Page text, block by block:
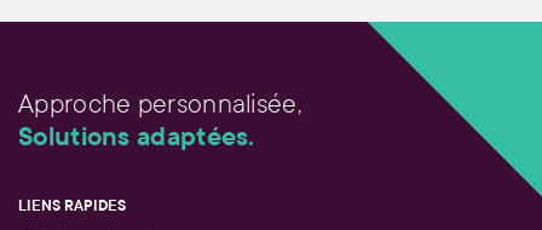
Approche personnalisée,
Solutions adaptées.
LIENS RAPIDES